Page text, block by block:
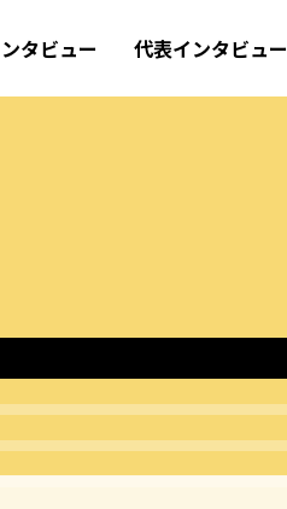
タビュー 代表インタビュー